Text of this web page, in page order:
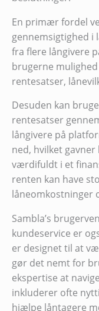
En primær fordel
gennemsigtighed i
fra flere långivere
brugerne
rentesatser,
Desuden kan
rentesatser
långivere på
ned, hvilket
værdifuldt i et
renten kan have
låneomkostninger
Sambla’s
kundeservice er
er designet til at
gør det nemt for
ekspertise at
inkluderer ofte
hjælpe låntagere